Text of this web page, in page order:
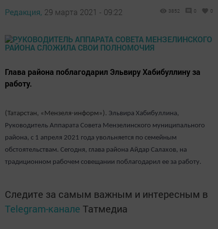
Редакция, 29 марта 2021 - 09:22 3852 0 0
Глава района поблагодарил Эльвиру Хабибуллину за
работу.
(Татарстан, «Мензеля-информ»). Эльвира Хабибуллина,
Руководитель Аппарата Совета Мензелинского муниципального
района, с 1 апреля 2021 года увольняется по семейным
обстоятельствам. Сегодня, глава района Айдар Салахов, на
традиционном рабочем совещании поблагодарил ее за работу.
Следите за самым важным и интересным в
Telegram-канале Татмедиа